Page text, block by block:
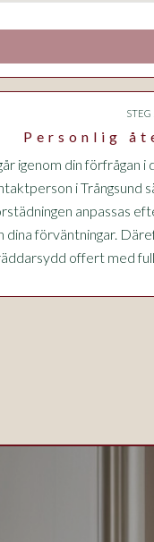
STEG
Personlig
igenom din förfrågan i
i Trångsund
anpassas
dina förväntningar.
offert med